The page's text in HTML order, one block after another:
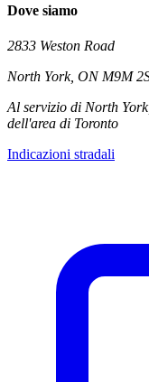
Dove siamo
2833 Weston Road
North York, ON M9M
Al servizio di North
dell'area di Toronto
Indicazioni stradali